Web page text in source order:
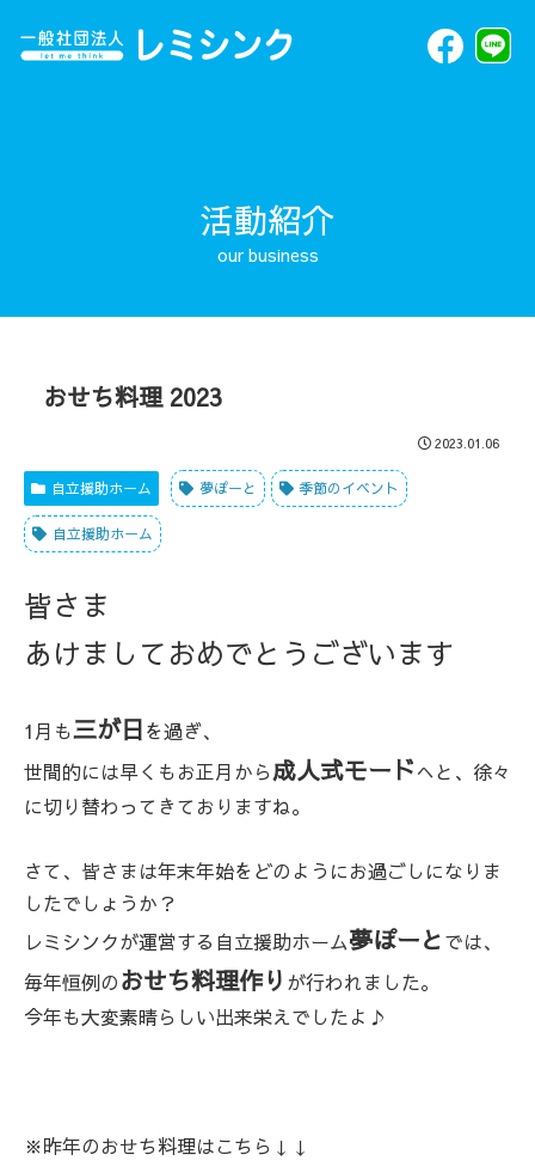
活動紹介
おせち料理 2023
2023.01.06
自立援助ホーム 夢ぽーと 季節のイベント
自立援助ホーム
皆さま
あけましておめでとうございます
1月も三が日を過ぎ、
世間的には早くもお正月から成人式モードへと、徐々
に切り替わってきておりますね。
さて、皆さまは年末年始をどのようにお過ごしになりま
したでしょうか？
レミシンクが運営する自立援助ホーム夢ぽーとでは、
毎年恒例のおせち料理作り が行われました。
今年も大変素晴らしい出来栄えでしたよ♪
※昨年のおせち料理はこちら↓↓